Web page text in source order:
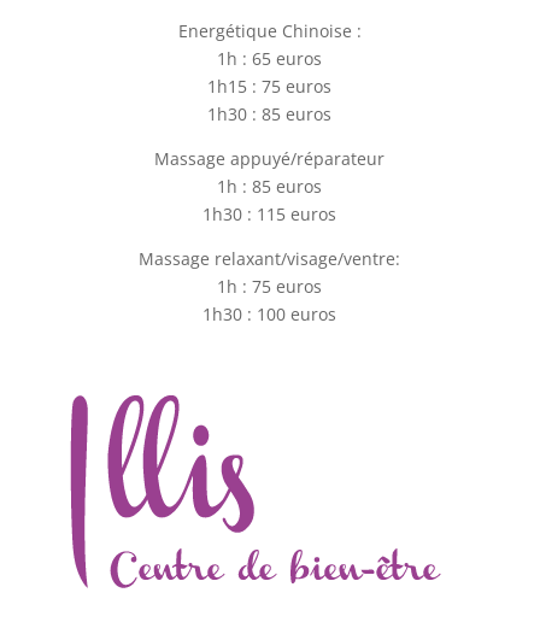
Energétique Chinoise :
1h : 65 euros
1h15 : 75 euros
1h30 : 85 euros
Massage appuyé/réparateur
1h : 85 euros
1h30 : 115 euros
Massage relaxant/visage/ventre:
1h : 75 euros
1h30 : 100 euros